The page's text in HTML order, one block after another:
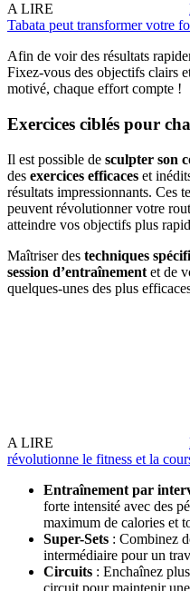
A LIRE
Tabata peut transformer votre
Afin de voir des résultats
Fixez-vous des objectifs clairs
motivé, chaque effort compte !
Exercices ciblés pour
Il est possible de sculpter son
des exercices efficaces et
résultats impressionnants. Ces
peuvent révolutionner votre
atteindre vos objectifs plus
Maîtriser des techniques
session d’entraînement et de
quelques-unes des plus
A LIRE
révolutionne le fitness et la
Entraînement par
forte intensité avec des
maximum de calories et
Super-Sets : Combinez
intermédiaire pour un
Circuits : Enchaînez
circuit pour maintenir